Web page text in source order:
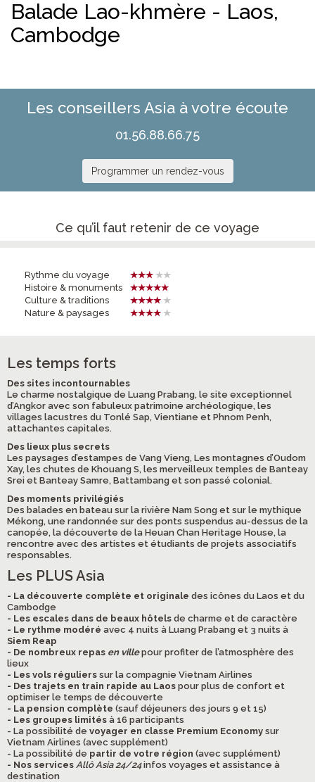
Balade Lao-khmère - Laos,
Cambodge
Les conseillers Asia à votre écoute
01.56.88.66.75
Programmer un rendez-vous
Ce qu’il faut retenir de ce voyage
Rythme du voyage
Histoire & monuments
Culture & traditions
Nature & paysages
Les temps forts
Des sites incontournables
Le charme nostalgique de Luang Prabang, le site exceptionnel
d’Angkor avec son fabuleux patrimoine archéologique, les
villages lacustres du Tonlé Sap, Vientiane et Phnom Penh,
attachantes capitales.
Des lieux plus secrets
Les paysages d’estampes de Vang Vieng, Les montagnes d’Oudom
Xay, les chutes de Khouang S, les merveilleux temples de Banteay
Srei et Banteay Samre, Battambang et son passé colonial.
Des moments privilégiés
Des balades en bateau sur la rivière Nam Song et sur le mythique
Mékong, une randonnée sur des ponts suspendus au-dessus de la
canopée, la découverte de la Heuan Chan Heritage House, la
rencontre avec des artistes et étudiants de projets associatifs
responsables.
Les PLUS Asia
- La découverte complète et originale des icônes du Laos et du
Cambodge
- Les escales dans de beaux hôtels de charme et de caractère
- Le rythme modéré avec 4 nuits à Luang Prabang et 3 nuits à
Siem Reap
- De nombreux repas en villepour profiter de l’atmosphère des
lieux
- Les vols réguliers sur la compagnie Vietnam Airlines
- Des trajets en train rapide au Laos pour plus de confort et
optimiser le temps de découverte
- La pension complète (sauf déjeuners des jours 9 et 15)
- Les groupes limités à 16 participants
- La possibilité de voyager en classe Premium Economy sur
Vietnam Airlines (avec supplément)
- La possibilité de partir de votre région (avec supplément)
- Nos services Allô Asia 24/24infos voyages et assistance à
destination